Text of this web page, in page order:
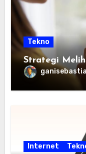
Tekno
Strategi
Internet